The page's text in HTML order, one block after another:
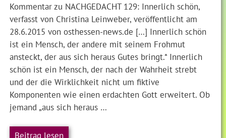
Kommentar zu NACHGEDACHT 129: Innerlich schön,
verfasst von Christina Leinweber, veröffentlicht am
28.6.2015 von osthessen-news.de […] Innerlich schön
ist ein Mensch, der andere mit seinem Frohmut
ansteckt, der aus sich heraus Gutes bringt.* Innerlich
schön ist ein Mensch, der nach der Wahrheit strebt
und der die Wirklichkeit nicht um fiktive
Komponenten wie einen erdachten Gott erweitert. Ob
jemand „aus sich heraus …
Beitrag lesen